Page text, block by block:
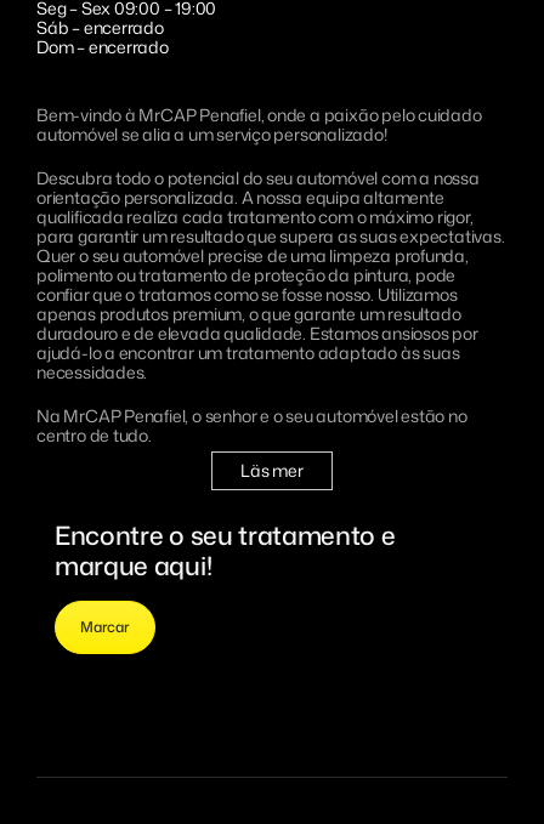
Saneamento
MrCAP Sundsvall
MrCAP Värnamo Margaretelund
MrCAP Aveiro
MrCAP Penafiel
MrCAP Lisboa
Eesti
Seg – Sex 09:00 – 19:00
Sáb – encerrado
Dom – encerrado
Bem-vindo à MrCAP Penafiel, onde a paixão pelo cuidado
automóvel se alia a um serviço personalizado!
Descubra todo o potencial do seu automóvel com a nossa
orientação personalizada. A nossa equipa altamente
qualificada realiza cada tratamento com o máximo rigor,
para garantir um resultado que supera as suas expectativas.
Quer o seu automóvel precise de uma limpeza profunda,
polimento ou tratamento de proteção da pintura, pode
confiar que o tratamos como se fosse nosso. Utilizamos
apenas produtos premium, o que garante um resultado
duradouro e de elevada qualidade. Estamos ansiosos por
ajudá-lo a encontrar um tratamento adaptado às suas
necessidades.
Na MrCAP Penafiel, o senhor e o seu automóvel estão no
centro de tudo.
Läs mer
Encontre o seu tratamento e
marque aqui!
Marcar